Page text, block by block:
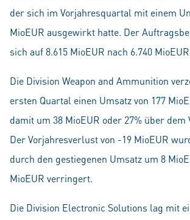
der sich im Vorjahresquartal mit einem
MioEUR ausgewirkt hatte. Der
sich auf 8.615 MioEUR nach 6.740
Die Division Weapon and Ammunition
ersten Quartal einen Umsatz von 177
damit um 38 MioEUR oder 27% über dem
Der Vorjahresverlust von -19 MioEUR
durch den gestiegenen Umsatz um 8
MioEUR verringert.
Die Division Electronic Solutions lag mit